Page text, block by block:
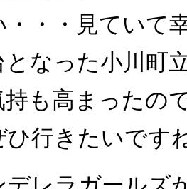
・・・見ていて
となった小川町
も高まったの
ひ行きたいです